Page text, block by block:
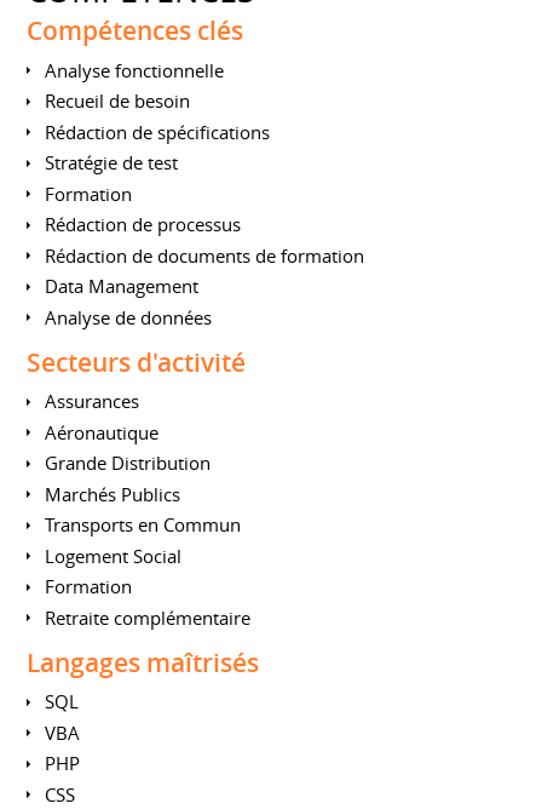
Compétences clés
Analyse fonctionnelle
Recueil de besoin
Rédaction de spécifications
Stratégie de test
Formation
Rédaction de processus
Rédaction de documents de formation
Data Management
Analyse de données
Secteurs d'activité
Assurances
Aéronautique
Grande Distribution
Marchés Publics
Transports en Commun
Logement Social
Formation
Retraite complémentaire
Langages maîtrisés
SQL
VBA
PHP
CSS